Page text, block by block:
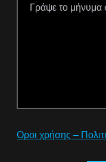
Οροι χρήσης –